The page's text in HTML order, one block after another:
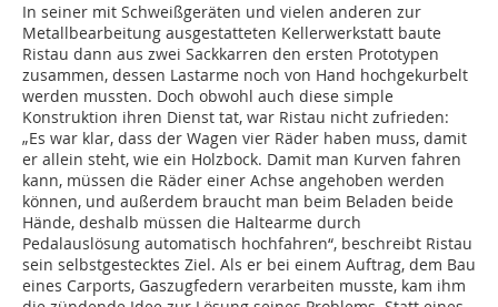
In seiner mit Schweißgeräten und vielen anderen zur
Metallbearbeitung ausgestatteten Kellerwerkstatt baute
Ristau dann aus zwei Sackkarren den ersten Prototypen
zusammen, dessen Lastarme noch von Hand hochgekurbelt
werden mussten. Doch obwohl auch diese simple
Konstruktion ihren Dienst tat, war Ristau nicht zufrieden:
„Es war klar, dass der Wagen vier Räder haben muss, damit
er allein steht, wie ein Holzbock. Damit man Kurven fahren
kann, müssen die Räder einer Achse angehoben werden
können, und außerdem braucht man beim Beladen beide
Hände, deshalb müssen die Haltearme durch
Pedalauslösung automatisch hochfahren“, beschreibt Ristau
sein selbstgestecktes Ziel. Als er bei einem Auftrag, dem Bau
eines Carports, Gaszugfedern verarbeiten musste, kam ihm